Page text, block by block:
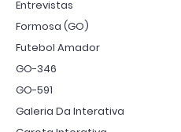
Entrevistas
Formosa (GO)
Futebol Amador
GO-346
GO-591
Galeria Da Interativa